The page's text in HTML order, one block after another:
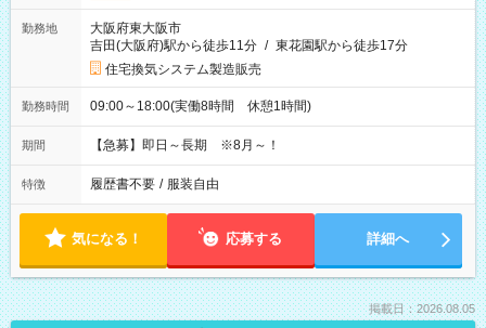
勤務地
大阪府東大阪市
吉田(大阪府)駅から徒歩11分 / 東花園駅から徒歩17分
住宅換気システム製造販売
勤務時間 09:00～18:00(実働8時間 休憩1時間)
期間 【急募】即日～長期 ※8月～！
特徴 履歴書不要 / 服装自由
気になる！ 応募する 詳細へ
掲載日：2026.08.05